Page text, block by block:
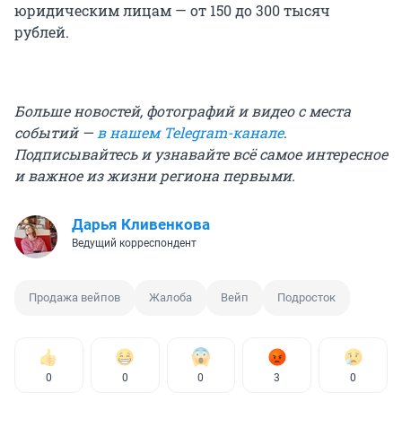
юридическим лицам — от 150 до 300 тысяч
рублей.
Больше новостей, фотографий и видео с места
событий — в нашем Telegram-канале.
Подписывайтесь и узнавайте всё самое интересное
и важное из жизни региона первыми.
Дарья Кливенкова
Ведущий корреспондент
Продажа вейпов Жалоба Вейп Подросток
0 0 0 3 0